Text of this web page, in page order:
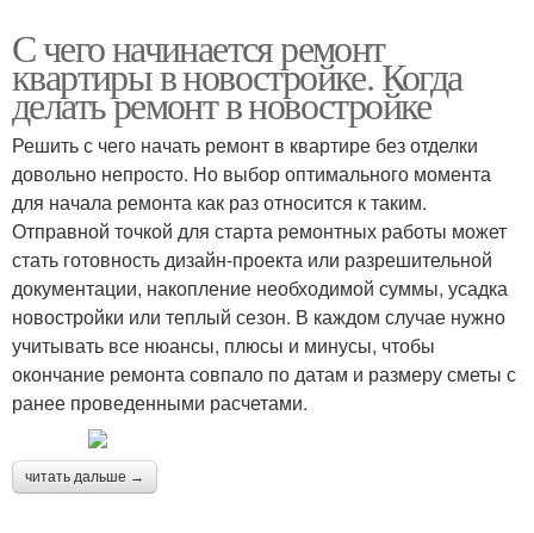
С чего начинается ремонт
квартиры в новостройке. Когда
делать ремонт в новостройке
Решить с чего начать ремонт в квартире без отделки
довольно непросто. Но выбор оптимального момента
для начала ремонта как раз относится к таким.
Отправной точкой для старта ремонтных работы может
стать готовность дизайн-проекта или разрешительной
документации, накопление необходимой суммы, усадка
новостройки или теплый сезон. В каждом случае нужно
учитывать все нюансы, плюсы и минусы, чтобы
окончание ремонта совпало по датам и размеру сметы с
ранее проведенными расчетами.
читать дальше →